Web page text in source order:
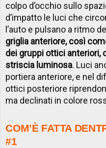
colpo d’occhio sullo
d’impatto le luci che
l’auto e pulsano a ritmo
griglia anteriore, così
dei gruppi ottici anteriori,
striscia luminosa. Luci
portiera anteriore, e nel
ottici posteriore
ma declinati in colore
COM’È FATTA
#1